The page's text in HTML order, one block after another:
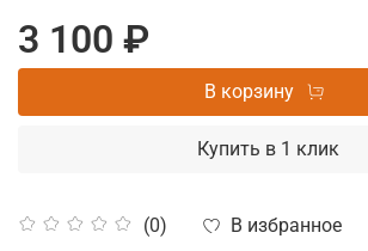
(0)
В избранное
3 100 ₽
В корзину
Купить в 1 клик